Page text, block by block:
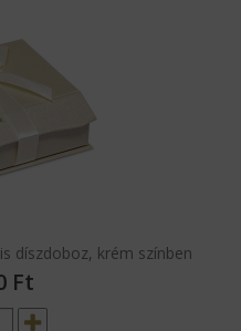
díszdoboz, krém színben
Ft